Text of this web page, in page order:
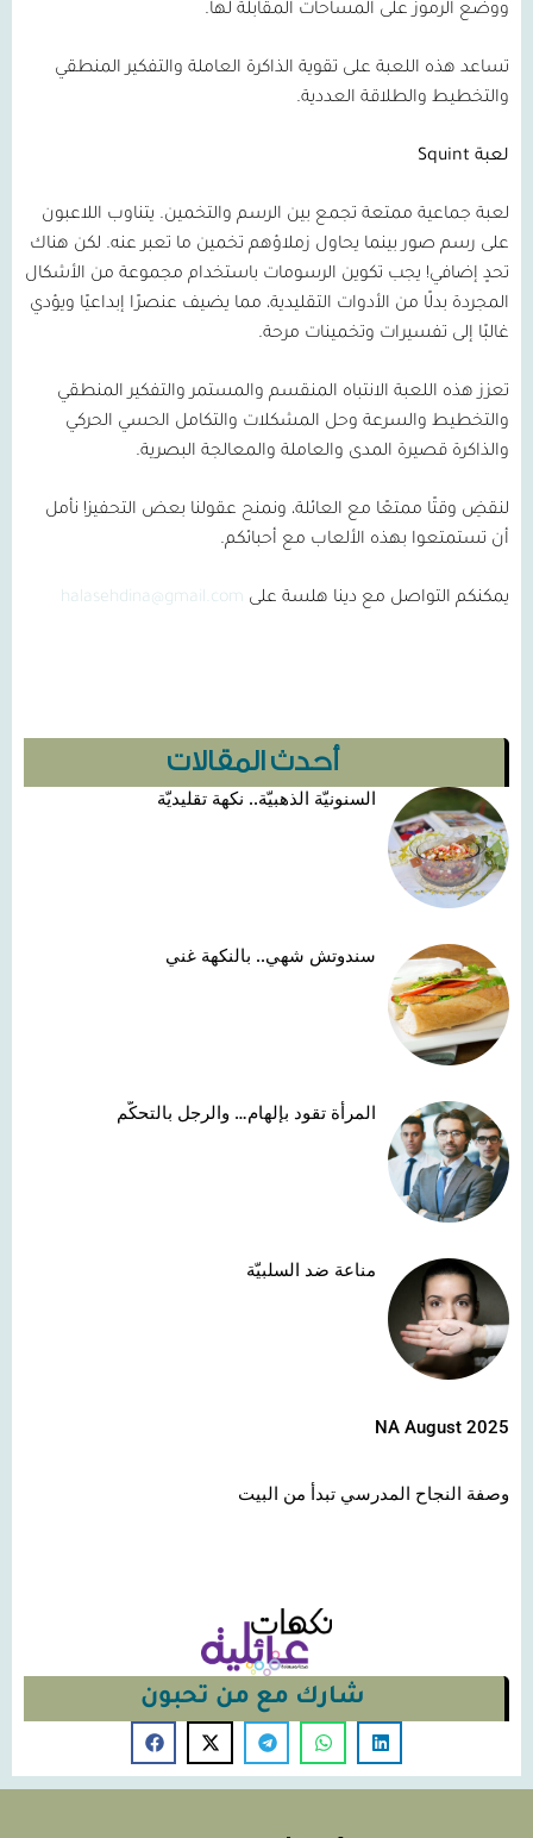
أحدث المقالات
السنونيّة الذهبيّة.. نكهة تقليديّة
سندوتش شهي.. بالنكهة غني
المرأة تقود بإلهام… والرجل بالتحكّم
مناعة ضد السلبيّة
NA August 2025
وصفة النجاح المدرسي تبدأ من البيت
شارك مع من تحبون
ووضع الرموز على المساحات المقابلة لها.
تساعد هذه اللعبة على تقوية الذاكرة العاملة والتفكير المنطقي
والتخطيط والطلاقة العددية.
لعبة
لعبة جماعية ممتعة تجمع بين الرسم والتخمين. يتناوب اللاعبون
على رسم صور بينما يحاول زملاؤهم تخمين ما تعبر عنه. لكن هناك
تحدٍ إضافي! يجب تكوين الرسومات باستخدام مجموعة من الأشكال
المجردة بدلًا من الأدوات التقليدية، مما يضيف عنصرًا إبداعيًا ويؤدي
غالبًا إلى تفسيرات وتخمينات مرحة.
تعزز هذه اللعبة الانتباه المنقسم والمستمر والتفكير المنطقي
والتخطيط والسرعة وحل المشكلات والتكامل الحسي الحركي
والذاكرة قصيرة المدى والعاملة والمعالجة البصرية.
لنقضِ وقتًا ممتعًا مع العائلة، ونمنح عقولنا بعض التحفيز! نأمل
أن تستمتعوا بهذه الألعاب مع أحبائكم.
يمكنكم التواصل مع دينا هلسة على halasehdina@gmail.com